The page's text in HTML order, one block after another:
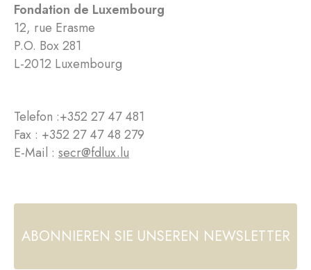
Fondation de Luxembourg
12, rue Erasme
P.O. Box 281
L-2012 Luxembourg
Telefon :+352 27 47 481
Fax : +352 27 47 48 279
E-Mail : secr@fdlux.lu
ABONNIEREN SIE UNSEREN NEWSLETTER